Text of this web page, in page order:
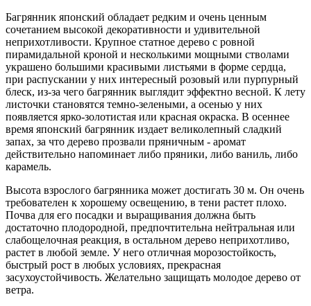
Багрянник японский обладает редким и очень ценным
сочетанием высокой декоративности и удивительной
неприхотливости. Крупное статное дерево с ровной
пирамидальной кроной и несколькими мощными стволами
украшено большими красивыми листьями в форме сердца,
при распускании у них интересный розовый или пурпурный
блеск, из-за чего багрянник выглядит эффектно весной. К лету
листочки становятся темно-зелеными, а осенью у них
появляется ярко-золотистая или красная окраска. В осеннее
время японский багрянник издает великолепный сладкий
запах, за что дерево прозвали пряничным - аромат
действительно напоминает либо пряники, либо ваниль, либо
карамель.
Высота взрослого багрянника может достигать 30 м. Он очень
требователен к хорошему освещению, в тени растет плохо.
Почва для его посадки и выращивания должна быть
достаточно плодородной, предпочтительна нейтральная или
слабощелочная реакция, в остальном дерево неприхотливо,
растет в любой земле. У него отличная морозостойкость,
быстрый рост в любых условиях, прекрасная
засухоустойчивость. Желательно защищать молодое дерево от
ветра.